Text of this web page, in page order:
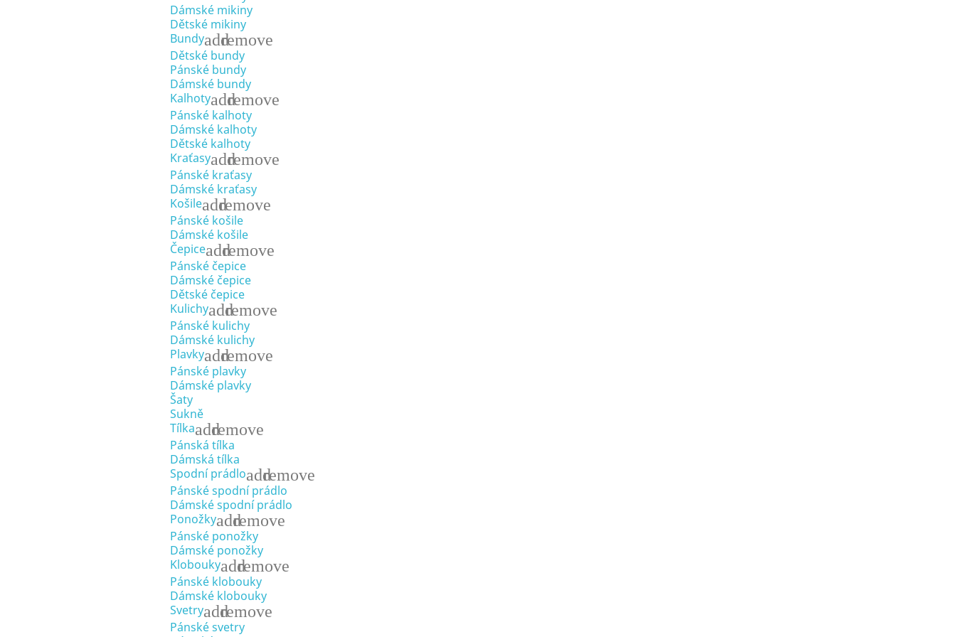
Dámské mikiny
Dětské mikiny
Bundyaddremove
Dětské bundy
Pánské bundy
Dámské bundy
Kalhotyaddremove
Pánské kalhoty
Dámské kalhoty
Dětské kalhoty
Kraťasyaddremove
Pánské kraťasy
Dámské kraťasy
Košileaddremove
Pánské košile
Dámské košile
Čepiceaddremove
Pánské čepice
Dámské čepice
Dětské čepice
Kulichyaddremove
Pánské kulichy
Dámské kulichy
Plavkyaddremove
Pánské plavky
Dámské plavky
Šaty
Sukně
Tílkaaddremove
Pánská tílka
Dámská tílka
Spodní prádloaddremove
Pánské spodní prádlo
Dámské spodní prádlo
Ponožkyaddremove
Pánské ponožky
Dámské ponožky
Kloboukyaddremove
Pánské klobouky
Dámské klobouky
Svetryaddremove
Pánské svetry